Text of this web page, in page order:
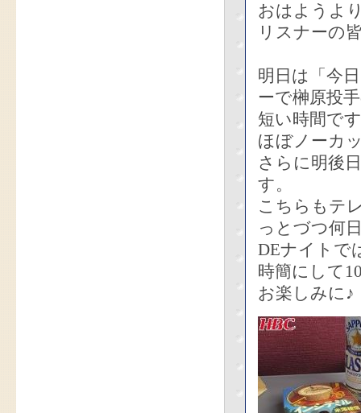
おはようよ
リスナーの
明日は「今
ーで榊原投
短い時間で
ほぼノーカ
さらに明後
す。
こちらもテ
っとづつ何
DEナイトで
時簡にして
お楽しみに♪